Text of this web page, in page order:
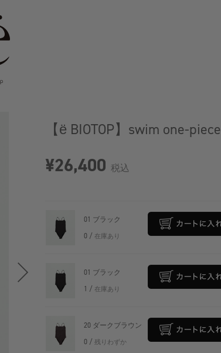
【ё BIOTOP】swim one-piece
¥26,400 税込
01 ブラック
0 / 在庫あり
01 ブラック
1 / 在庫あり
20 ダークブラウン
0 / 残りわずか